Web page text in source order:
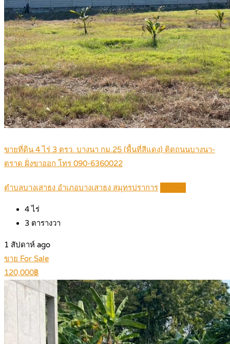
ขายที่ดิน 4 ไร่ 3 ตรว. บางนา กม.25 (พื้นที่สีแดง) ติดถนนบางนา-
ตราด ฝั่งขาออก โทร 090-6360022
ตำบลบางเสาธง อำเภอบางเสาธง สมุทรปราการ
4ไร่
3 ตารางวา
1 สัปดาห์ ago
ขาย For Sale
120,000฿